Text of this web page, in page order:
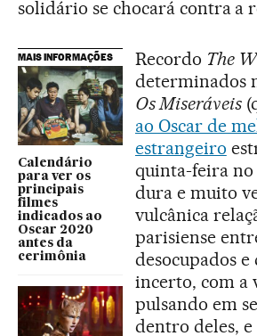
solidário se chocará contra a
MAIS INFORMAÇÕES
Calendário
para ver os
principais
filmes
indicados ao
Oscar 2020
antes da
cerimônia
Recordo The
determinados
Os Miseráveis
ao Oscar de
estrangeiro
quinta-feira no
dura e muito
vulcânica
parisiense
desocupados
incerto, com a
pulsando em
dentro deles, e